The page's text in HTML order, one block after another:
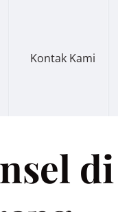
Kontak Kami